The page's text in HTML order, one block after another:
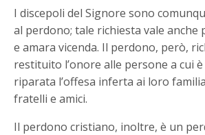
I discepoli del Signore sono
al perdono; tale richiesta vale anche
e amara vicenda. Il perdono, però,
restituito l’onore alle persone a cui
riparata l’offesa inferta ai loro
fratelli e amici.
Il perdono cristiano, inoltre, è un